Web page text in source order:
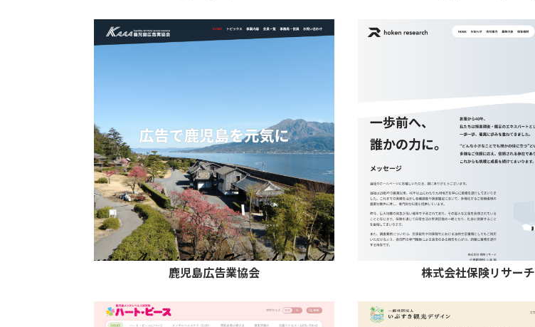
鹿児島広告業協会 株式会社保険リサーチ